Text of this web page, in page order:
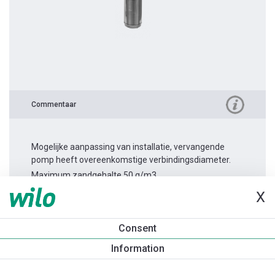
X
Consent
Information
Commentaar
Mogelijke aanpassing van installatie, vervangende
pomp heeft overeenkomstige verbindingsdiameter.
Maximum zandgehalte 50 g/m3.
Productinformatie